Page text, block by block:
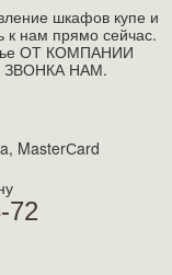
шкафов купе и
к нам прямо сейчас.
ОТ КОМПАНИИ
НАМ.
MasterСard
72